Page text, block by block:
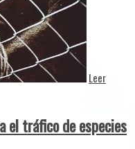
Leer
el tráfico de especies